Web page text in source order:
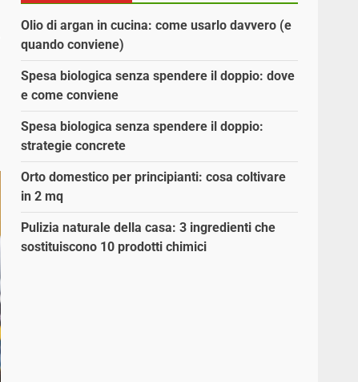
Olio di argan in cucina: come usarlo davvero (e
quando conviene)
Spesa biologica senza spendere il doppio: dove
e come conviene
Spesa biologica senza spendere il doppio:
strategie concrete
Orto domestico per principianti: cosa coltivare
in 2 mq
Pulizia naturale della casa: 3 ingredienti che
sostituiscono 10 prodotti chimici